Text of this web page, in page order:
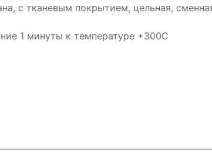
с тканевым покрытием, цельная,
1 минуты к температуре +300С